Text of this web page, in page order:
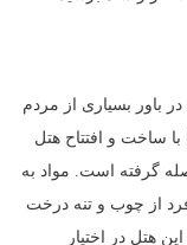
باور بسیاری از مردم
ساخت و افتتاح هتل
گرفته است. مواد به
از چوب و تنه درخت
هتل در اختیار